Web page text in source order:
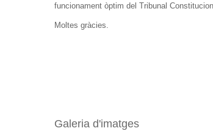
funcionament òptim del Tribunal
Moltes gràcies.
Galeria d'imatges